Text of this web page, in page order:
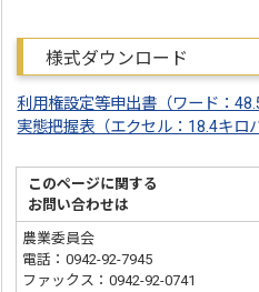
様式ダウンロード
利用権設定等申出書（ワード：
実態把握表（エクセル：18.4キロ
このページに関する
お問い合わせは
農業委員会
電話：0942-92-7945
ファックス：0942-92-0741